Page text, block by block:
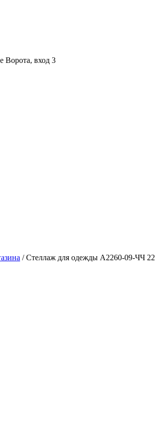
вход 3
/ Стеллаж для одежды A2260-09-ЧЧ